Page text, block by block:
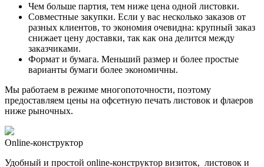
Чем больше партия, тем ниже цена одной листовки.
Совместные закупки. Если у вас несколько заказов от
разных клиентов, то экономия очевидна: крупный заказ
снижает цену доставки, так как она делится между
заказчиками.
Формат и бумага. Меньший размер и более простые
варианты бумаги более экономичны.
Мы работаем в режиме многопоточности, поэтому
предоставляем цены на офсетную печать листовок и флаеров
ниже рыночных.
Online-конструктор
Удобный и простой online-конструктор визиток, листовок и